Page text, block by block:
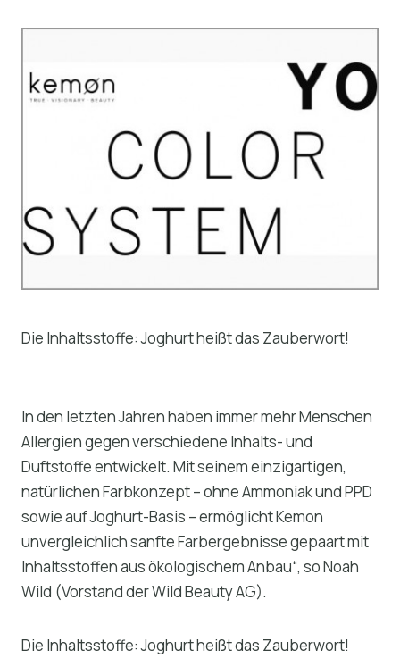
Die Inhaltsstoffe: Joghurt heißt das Zauberwort!
In den letzten Jahren haben immer mehr Menschen
Allergien gegen verschiedene Inhalts- und
Duftstoffe entwickelt. Mit seinem einzigartigen,
natürlichen Farbkonzept – ohne Ammoniak und PPD
sowie auf Joghurt-Basis – ermöglicht Kemon
unvergleichlich sanfte Farbergebnisse gepaart mit
Inhaltsstoffen aus ökologischem Anbau“, so Noah
Wild (Vorstand der Wild Beauty AG).
Die Inhaltsstoffe: Joghurt heißt das Zauberwort!